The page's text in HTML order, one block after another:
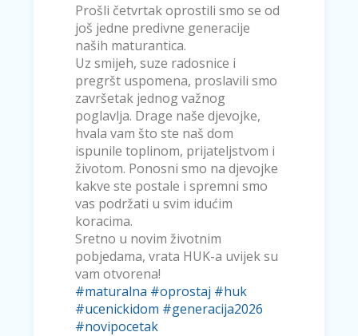
Prošli četvrtak oprostili smo se od
još jedne predivne generacije
naših maturantica.
Uz smijeh, suze radosnice i
pregršt uspomena, proslavili smo
završetak jednog važnog
poglavlja. Drage naše djevojke,
hvala vam što ste naš dom
ispunile toplinom, prijateljstvom i
životom. Ponosni smo na djevojke
kakve ste postale i spremni smo
vas podržati u svim idućim
koracima.
Sretno u novim životnim
pobjedama, vrata HUK-a uvijek su
vam otvorena!
#maturalna #oprostaj #huk
#ucenickidom #generacija2026
#novipocetak